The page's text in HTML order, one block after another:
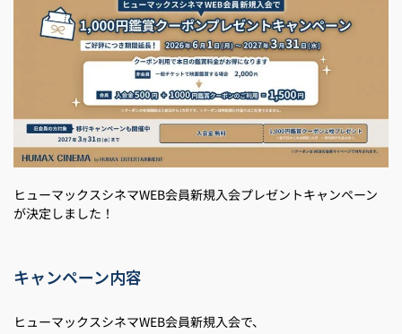
ヒューマックスシネマWEB会員新規入会プレゼントキャンペーン
が決定しました！
キャンペーン内容
ヒューマックスシネマWEB会員新規入会で、